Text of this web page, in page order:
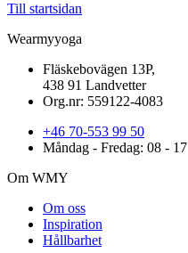
Till startsidan
Wearmyyoga
Fläskebovägen 13P,
438 91 Landvetter
Org.nr: 559122-4083
+46 70-553 99 50
Måndag - Fredag: 08 - 17
Om WMY
Om oss
Inspiration
Hållbarhet